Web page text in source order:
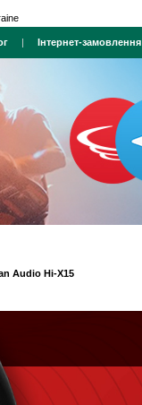
| Інтернет-замовлення
Audio Hi-X15